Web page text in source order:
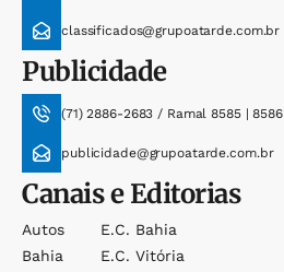
classificados@grupoatarde.com.br
Publicidade
(71) 2886-2683 / Ramal 8585 | 8586
publicidade@grupoatarde.com.br
Canais e Editorias
Autos
Bahia
E.c. Bahia
E.c. Vitória